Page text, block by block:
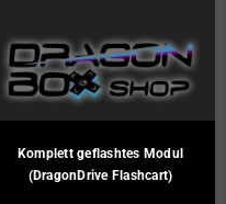
Komplett geflashtes Modul
(DragonDrive Flashcart)